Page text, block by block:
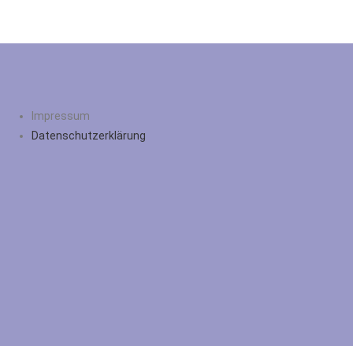
Impressum
Datenschutzerklärung